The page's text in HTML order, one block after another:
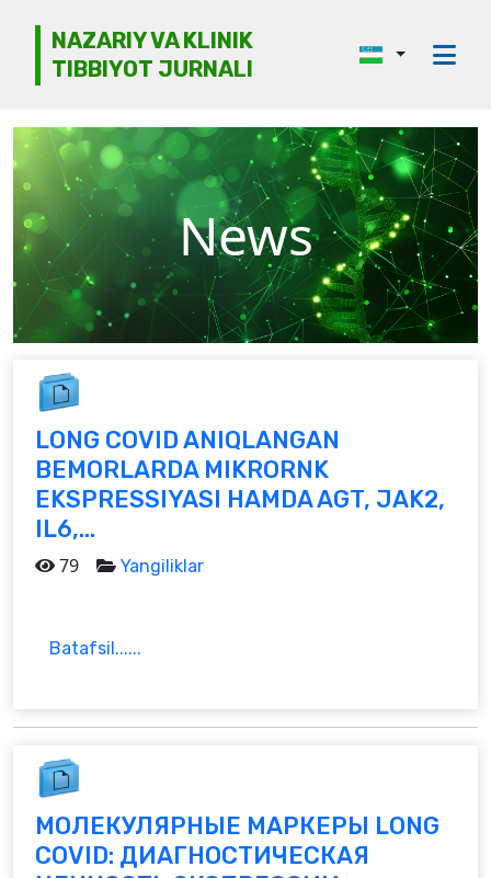
NAZARIY VA KLINIK
TIBBIYOT JURNALI
Tahririyat kengashi
Etika
Ko‘rib chiqish
Mualliflarga
Arxiv
News
LONG COVID ANIQLANGAN
BEMORLARDA MIKRORNK
EKSPRESSIYASI HAMDA AGT, JAK2,
IL6,...
79 Yangiliklar
Batafsil......
МОЛЕКУЛЯРНЫЕ МАРКЕРЫ LONG
COVID: ДИАГНОСТИЧЕСКАЯ